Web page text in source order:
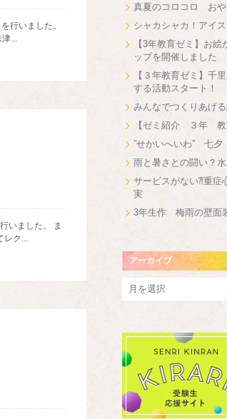
行いました。
...
いました。 ま
レク...
真夏のコロコロ おや
シャカシャカ！アイス
【3年教育ゼミ】お
ップを開催しました
【３年教育ゼミ】千
する活動スタート！
みんなでつくりあげる
【ゼミ紹介 ３年 教
”せかいへいわ” 七夕
雨と暑さとの闘い？
サービスがない⁈重症
実
3年生作 梅雨の壁面
アーカイブ